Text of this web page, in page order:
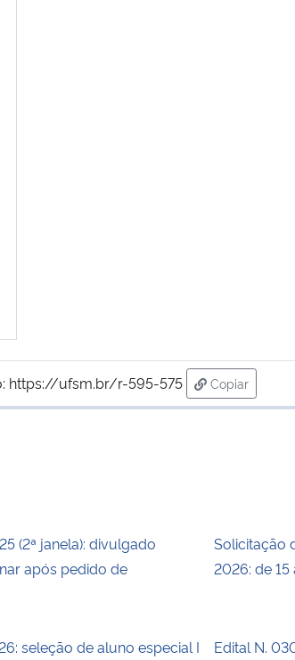
https://ufsm.br/r-595-575
Copiar
para área
(2ª janela): divulgado
após pedido de
Solicitação
2026: de
seleção de aluno especial I
Edital N.